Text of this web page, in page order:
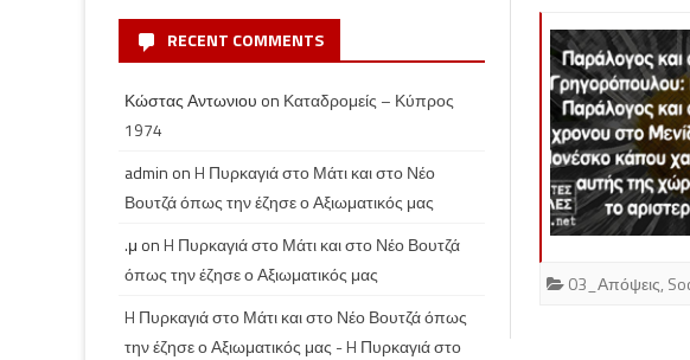
03_Απόψεις,
RECENT COMMENTS
Κώστας Αντωνιου on Καταδρομείς – Κύπρος
1974
admin onH Πυρκαγιά στο Μάτι και στο Νέο
Βουτζά όπως την έζησε ο Αξιωματικός μας
.μ onH Πυρκαγιά στο Μάτι και στο Νέο Βουτζά
όπως την έζησε ο Αξιωματικός μας
H Πυρκαγιά στο Μάτι και στο Νέο Βουτζά όπως
την έζησε ο Αξιωματικός μας - H Πυρκαγιά στο